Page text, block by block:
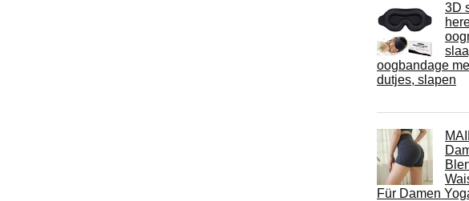
3D
oogbandage
dutjes, slapen
Für Damen